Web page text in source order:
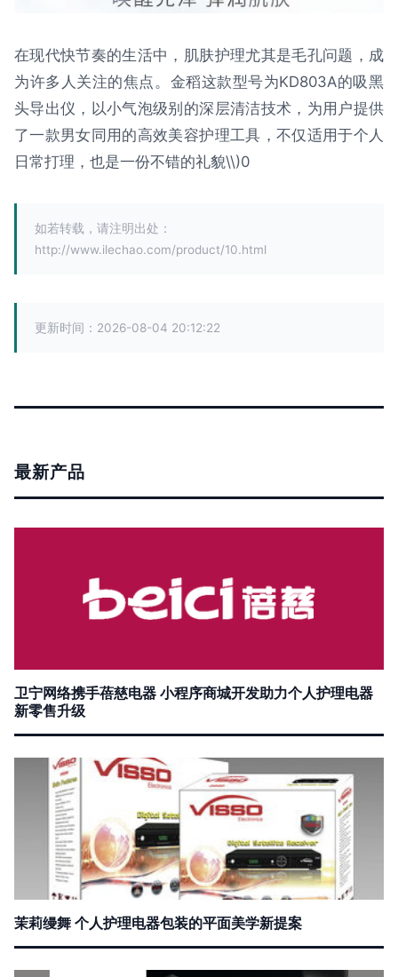
在现代快节奏的生活中，肌肤护理尤其是毛孔问题，成
为许多人关注的焦点。金稻这款型号为KD803A的吸黑
头导出仪，以小气泡级别的深层清洁技术，为用户提供
了一款男女同用的高效美容护理工具，不仅适用于个人
日常打理，也是一份不错的礼貌\\)0
如若转载，请注明出处：
http://www.ilechao.com/product/10.html
更新时间：2026-08-04 20:12:22
最新产品
卫宁网络携手蓓慈电器 小程序商城开发助力个人护理电器
新零售升级
茉莉缦舞 个人护理电器包装的平面美学新提案